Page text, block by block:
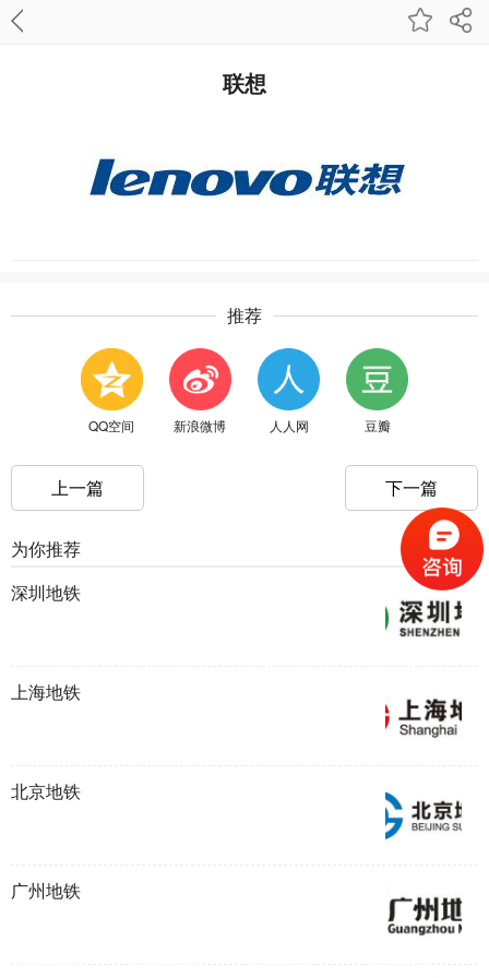
联想
推荐
QQ空间 新浪微博 人人网 豆瓣
上一篇 下一篇
为你推荐
深圳地铁
上海地铁
北京地铁
广州地铁